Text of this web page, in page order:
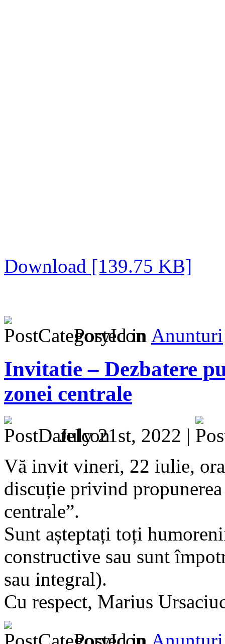
Download [139.75 KB]
Posted in Anunturi
Invitatie – Dezbatere
zonei centrale
July 21st, 2022 |
Vă invit vineri, 22 iulie,
discuție privind
centrale”.
Sunt așteptați toți
constructive sau sunt
sau integral).
Cu respect, Marius